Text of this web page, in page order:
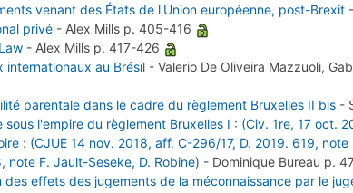
venant des États de l'Union européenne, post-Brexit -
privé -Alex Mills p. 405-416
-Alex Mills p. 417-426
internationaux au Brésil -Valerio De Oliveira Mazzuoli,
parentale dans le cadre du règlement Bruxelles II bis -
l'empire du règlement Bruxelles I : (Civ. 1re, 17 oct.
: (CJUE 14 nov. 2018, aff. C-296/17, D. 2019. 619,
note F. Jault-Seseke, D. Robine) - Dominique Bureau p.
effets des jugements de la méconnaissance par le